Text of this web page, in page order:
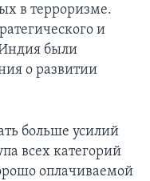
в терроризме.
и
были
о развитии
больше усилий
всех категорий
оплачиваемой